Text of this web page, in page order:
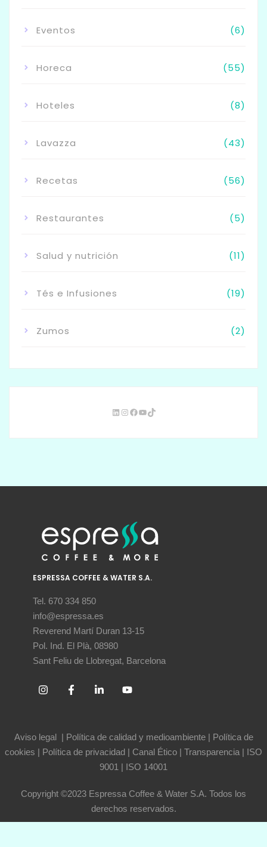
Eventos (6)
Horeca (55)
Hoteles (8)
Lavazza (43)
Recetas (56)
Restaurantes (5)
Salud y nutrición (11)
Tés e Infusiones (19)
Zumos (2)
ESPRESSA COFFEE & WATER S.A.
Tel. 670 334 850
info@espressa.es
Reverend Martí Duran 13-15
Pol. Ind. El Plà, 08980
Sant Feliu de Llobregat, Barcelona
Aviso legal | Política de calidad y medioambiente| Política de
cookies | Política de privacidad | Canal Ético | Transparencia | ISO
9001 | ISO 14001
Copyright ©2023 Espressa Coffee & Water S.A. Todos los
derechos reservados.